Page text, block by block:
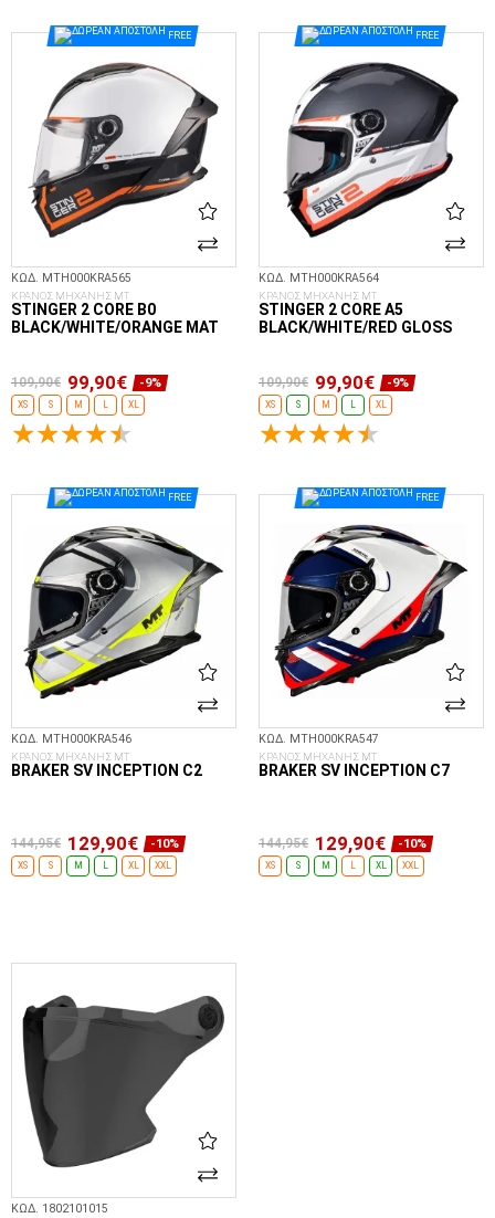
FREE
ΚΩΔ. MTH000KRA565
ΚΡΑΝΟΣ ΜΗΧΑΝΗΣ MT
STINGER 2 CORE B0
BLACK/WHITE/ORANGE MAT
109,90€ 99,90€ -9%
XS S M L XL
FREE
ΚΩΔ. MTH000KRA564
ΚΡΑΝΟΣ ΜΗΧΑΝΗΣ MT
STINGER 2 CORE A5
BLACK/WHITE/RED GLOSS
109,90€ 99,90€ -9%
XS S M L XL
FREE
ΚΩΔ. MTH000KRA546
ΚΡΑΝΟΣ ΜΗΧΑΝΗΣ MT
BRAKER SV INCEPTION C2
144,95€ 129,90€ -10%
XS S M L XL XXL
FREE
ΚΩΔ. MTH000KRA547
ΚΡΑΝΟΣ ΜΗΧΑΝΗΣ MT
BRAKER SV INCEPTION C7
144,95€ 129,90€ -10%
XS S M L XL XXL
ΚΩΔ. 1802101015